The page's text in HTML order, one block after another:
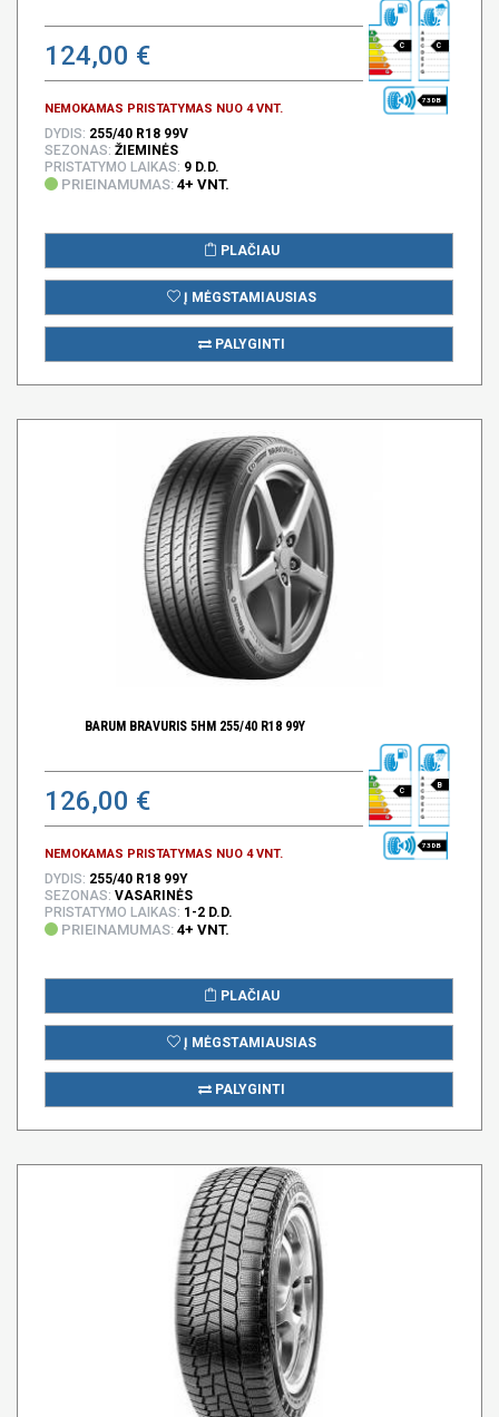
124,00 €
NEMOKAMAS PRISTATYMAS NUO 4 VNT.
C C
73 DB
DYDIS: 255/40 R18 99V
SEZONAS: ŽIEMINĖS
PRISTATYMO LAIKAS: 9 D.D.
PRIEINAMUMAS: 4+ VNT.
PLAČIAU
Į MĖGSTAMIAUSIAS
PALYGINTI
BARUM BRAVURIS 5HM 255/40 R18 99Y
126,00 €
NEMOKAMAS PRISTATYMAS NUO 4 VNT.
C
B
73 DB
DYDIS: 255/40 R18 99Y
SEZONAS: VASARINĖS
PRISTATYMO LAIKAS: 1-2 D.D.
PRIEINAMUMAS: 4+ VNT.
PLAČIAU
Į MĖGSTAMIAUSIAS
PALYGINTI